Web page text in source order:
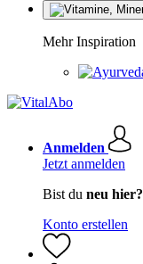
Mehr Inspiration
Anmelden
Jetzt anmelden
Bist du neu hier?
Konto erstellen